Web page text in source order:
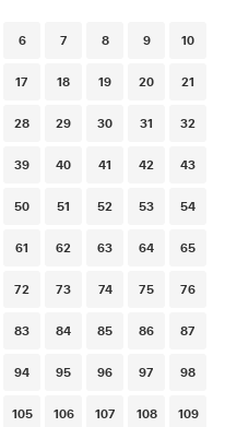
6 7 8 9 10
17 18 19 20 21
28 29 30 31 32
39 40 41 42 43
50 51 52 53 54
61 62 63 64 65
72 73 74 75 76
83 84 85 86 87
94 95 96 97 98
105 106 107 108 109